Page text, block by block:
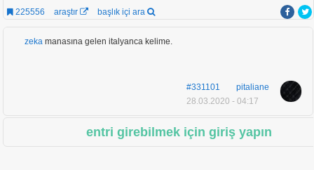
225556 araştır başlık içi ara
zeka manasına gelen italyanca kelime.
#331101
pitaliane
28.03.2020 - 04:17
entri girebilmek için giriş yapın